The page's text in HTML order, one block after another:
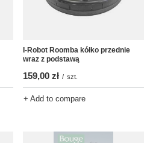
I-Robot Roomba kółko przednie
wraz z podstawą
159,00 zł / szt.
+ Add to compare